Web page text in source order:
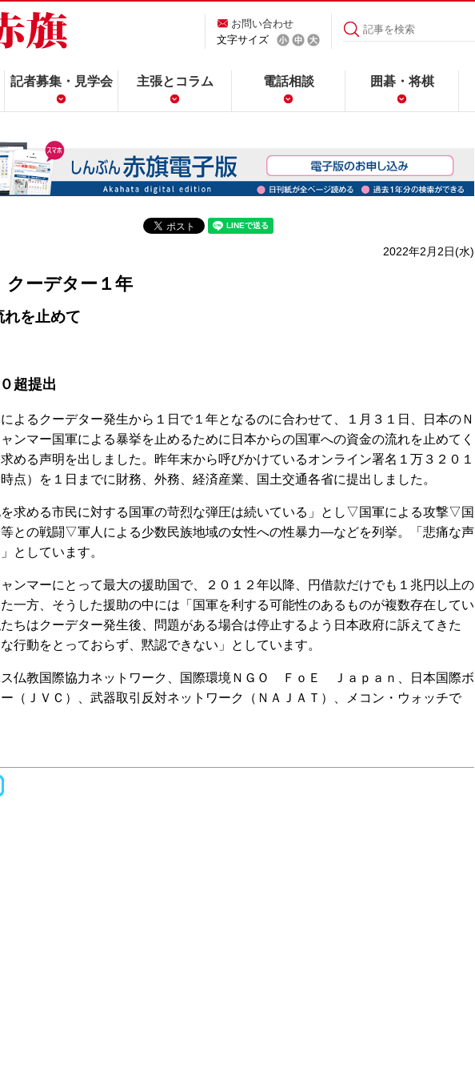
お問い合わせ
文字サイズ
記者募集・見学会 主張とコラム 電話相談 囲碁・将棋
2022年2月2日(水)
ーデター１年
れを止めて
超提出
よるクーデター発生から１日で１年となるのに合わせて、１月３１日、日本のＮ
ンマー国軍による暴挙を止めるために日本からの国軍への資金の流れを止めてく
める声明を出しました。昨年末から呼びかけているオンライン署名１万３２０１
点）を１日までに財務、外務、経済産業、国土交通各省に提出しました。
求める市民に対する国軍の苛烈な弾圧は続いている」とし▽国軍による攻撃▽国
との戦闘▽軍人による少数民族地域の女性への性暴力―などを列挙。「悲痛な声
としています。
ンマーにとって最大の援助国で、２０１２年以降、円借款だけでも１兆円以上の
一方、そうした援助の中には「国軍を利する可能性のあるものが複数存在してい
ちはクーデター発生後、問題がある場合は停止するよう日本政府に訴えてきた
行動をとっておらず、黙認できない」としています。
仏教国際協力ネットワーク、国際環境ＮＧＯ ＦｏＥ Ｊａｐａｎ、日本国際ボ
（ＪＶＣ）、武器取引反対ネットワーク（ＮＡＪＡＴ）、メコン・ウォッチで